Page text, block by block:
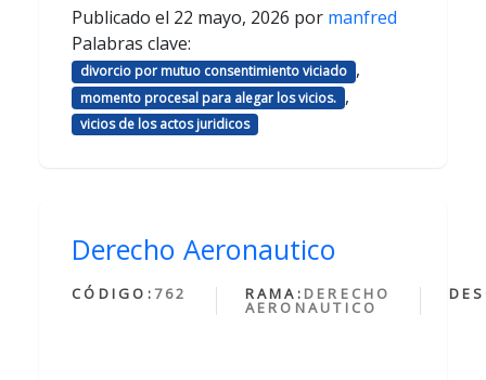
Publicado el 22 mayo, 2026 por manfred
Palabras clave:
divorcio por mutuo consentimiento viciado ,
momento procesal para alegar los vicios. ,
vicios de los actos juridicos
Derecho Aeronautico
CÓDIGO: 762 RAMA: DERECHO
AERONAUTICO